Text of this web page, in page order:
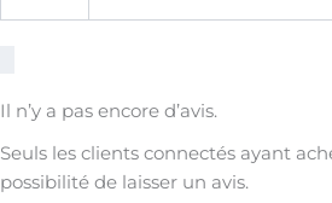
Il n’y a pas encore d’avis.
Seuls les clients connectés ayant
possibilité de laisser un avis.